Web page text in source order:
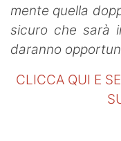
mente quella
sicuro che sarà
daranno
CLICCA QUI E